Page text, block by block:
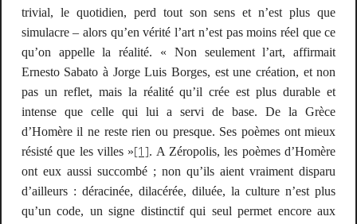
trivial, le quotidien, perd tout son sens et n’est plus que
simulacre – alors qu’en vérité l’art n’est pas moins réel que ce
qu’on appelle la réalité. « Non seulement l’art, affirmait
Ernesto Sabato à Jorge Luis Borges, est une création, et non
pas un reflet, mais la réalité qu’il crée est plus durable et
intense que celle qui lui a servi de base. De la Grèce
d’Homère il ne reste rien ou presque. Ses poèmes ont mieux
résisté que les villes »[1]. A Zéropolis, les poèmes d’Homère
ont eux aussi succombé ; non qu’ils aient vraiment disparu
d’ailleurs : déracinée, dilacérée, diluée, la culture n’est plus
qu’un code, un signe distinctif qui seul permet encore aux